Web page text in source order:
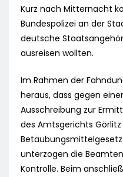
Kurz nach Mitternacht
Bundespolizei an der
deutsche
ausreisen wollten.
Im Rahmen der
heraus, dass gegen
Ausschreibung zur
des Amtsgerichts
unterzogen die
Kontrolle. Beim